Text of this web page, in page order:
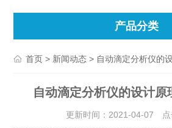
产品分类
首页 > 新闻动态 > 自动滴定分析仪的
自动滴定分析仪的设计原
更新时间：2021-04-07 点